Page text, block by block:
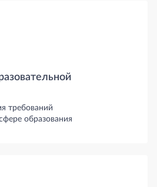
требований
образования